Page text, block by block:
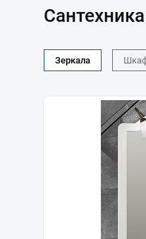
Зеркала